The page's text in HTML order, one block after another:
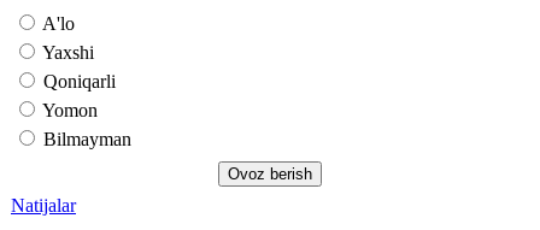
A'lo
Yaxshi
Qoniqarli
Yomon
Bilmayman
Natijalar